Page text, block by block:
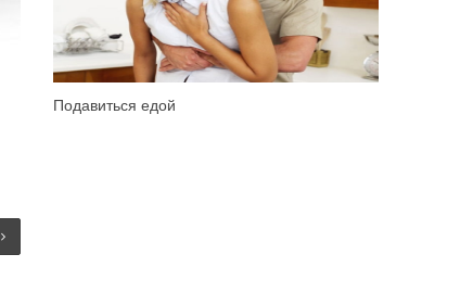
Подавиться едой